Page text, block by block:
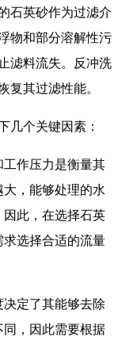
石英砂作为过滤介
物和部分溶解性污
滤料流失。反冲洗
复其过滤性能。
几个关键因素：
作压力是衡量其
，能够处理的水
此，在选择石英
选择合适的流量
定了其能够去除
，因此需要根据